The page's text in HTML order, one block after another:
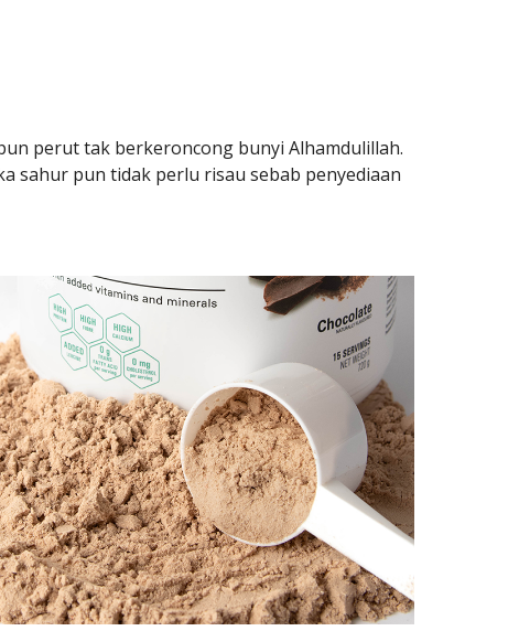
perut tak berkeroncong bunyi Alhamdulillah.
sahur pun tidak perlu risau sebab penyediaan